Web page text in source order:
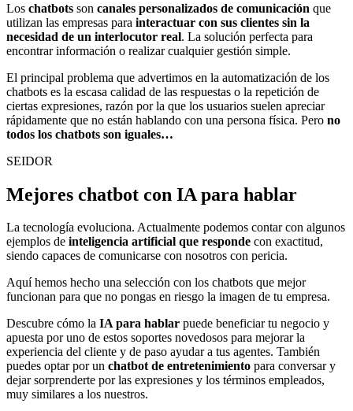
Los chatbots son canales personalizados de comunicación que
utilizan las empresas para interactuar con sus clientes sin la
necesidad de un interlocutor real. La solución perfecta para
encontrar información o realizar cualquier gestión simple.
El principal problema que advertimos en la automatización de los
chatbots es la escasa calidad de las respuestas o la repetición de
ciertas expresiones, razón por la que los usuarios suelen apreciar
rápidamente que no están hablando con una persona física. Pero no
todos los chatbots son iguales…
SEIDOR
Mejores chatbot con IA para hablar
La tecnología evoluciona. Actualmente podemos contar con algunos
ejemplos de inteligencia artificial que responde con exactitud,
siendo capaces de comunicarse con nosotros con pericia.
Aquí hemos hecho una selección con los chatbots que mejor
funcionan para que no pongas en riesgo la imagen de tu empresa.
Descubre cómo la IA para hablar puede beneficiar tu negocio y
apuesta por uno de estos soportes novedosos para mejorar la
experiencia del cliente y de paso ayudar a tus agentes. También
puedes optar por un chatbot de entretenimiento para conversar y
dejar sorprenderte por las expresiones y los términos empleados,
muy similares a los nuestros.